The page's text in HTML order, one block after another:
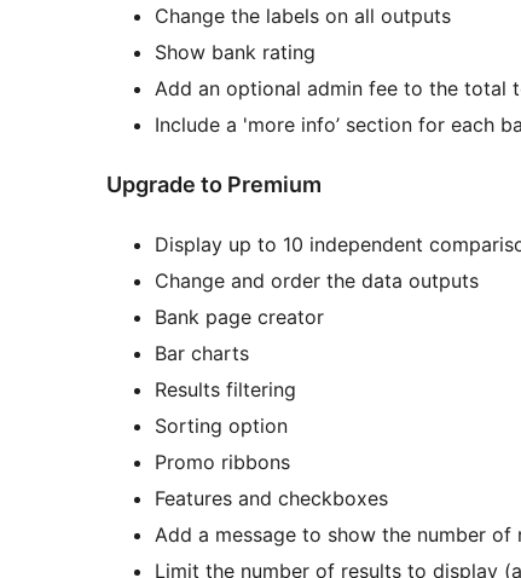
Change the labels on all outputs
Show bank rating
Add an optional admin fee to the total
Include a 'more info’ section for each
Upgrade to Premium
Display up to 10 independent
Change and order the data outputs
Bank page creator
Bar charts
Results filtering
Sorting option
Promo ribbons
Features and checkboxes
Add a message to show the number of
Limit the number of results to display